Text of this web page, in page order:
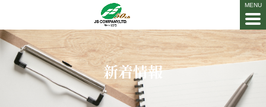
新着情報